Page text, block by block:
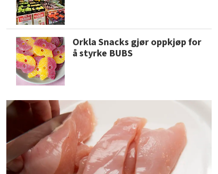
Orkla Snacks gjør oppkjøp for
å styrke BUBS